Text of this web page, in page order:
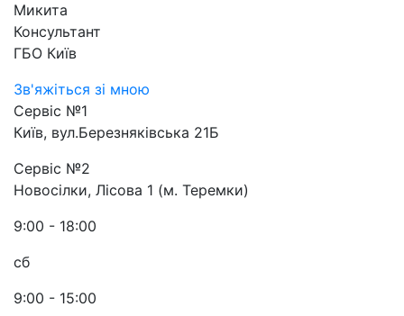
Микита
Консультант
ГБО Київ
Зв'яжіться зі мною
Сервіс №1
Київ, вул.Березняківська 21Б
Сервіс №2
Новосілки, Лісова 1 (м. Теремки)
9:00 - 18:00
сб
9:00 - 15:00